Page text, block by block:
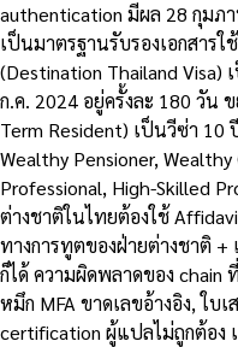
authentication มีผล 28 กุมภ
เป็นมาตรฐานรับรองเอกสาร
(Destination Thailand Visa)
ก.ค. 2024 อยู่ครั้งละ 180 วัน
Term Resident) เป็นวีซ่า
Wealthy Pensioner,
Professional, High-Skilled
ต่างชาติในไทยต้องใช้
ทางการทูตของฝ่ายต่างชาติ +
ก็ได้ ความผิดพลาดของ
หมึก MFA ขาดเลขอ้างอิง, ใ
certification ผู้แปลไม่ถูกต้อง